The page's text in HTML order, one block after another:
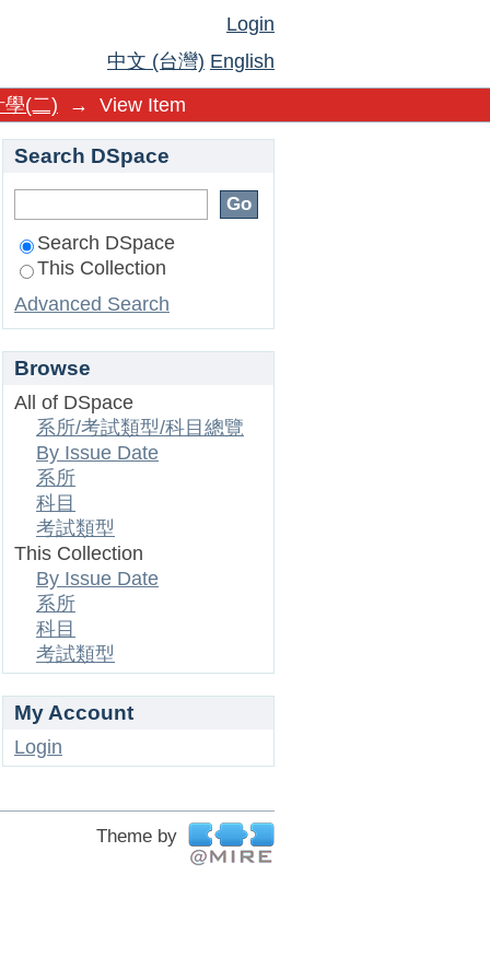
Login
中文 (台灣) English
學(二)
→ View Item
Search DSpace
Search DSpace
This Collection
Advanced Search
Browse
All of DSpace
系所/考試類型/科目總覽
By Issue Date
系所
科目
考試類型
This Collection
By Issue Date
系所
科目
考試類型
My Account
Login
Theme by